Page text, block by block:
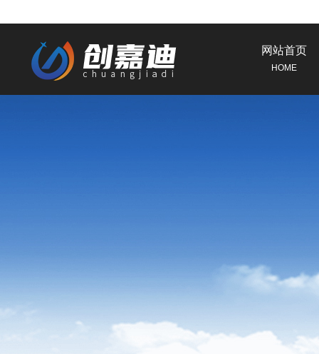
网站首页
HOME